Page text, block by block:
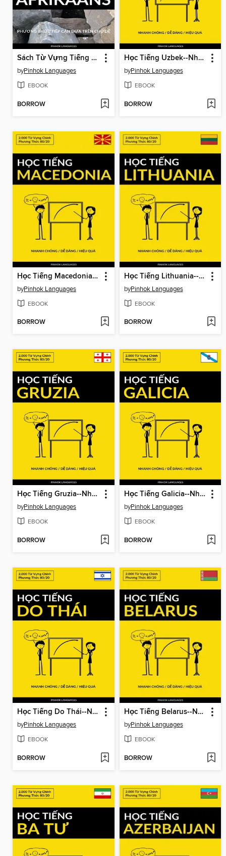
Sách Từ Vựng Tiếng Afrikaans
byPinhok Languages
EBOOK
BORROW
Học Tiếng Uzbek--Nhanh Chóng / Dễ Dàng / Hiệu Quả
byPinhok Languages
EBOOK
BORROW
Học Tiếng Macedonia--Nhanh Chóng / Dễ Dàng / Hiệu Quả
byPinhok Languages
EBOOK
BORROW
Học Tiếng Lithuania--Nhanh Chóng / Dễ Dàng / Hiệu Quả
byPinhok Languages
EBOOK
BORROW
Học Tiếng Gruzia--Nhanh Chóng / Dễ Dàng / Hiệu Quả
byPinhok Languages
EBOOK
BORROW
Học Tiếng Galicia--Nhanh Chóng / Dễ Dàng / Hiệu Quả
byPinhok Languages
EBOOK
BORROW
Học Tiếng Do Thái--Nhanh Chóng / Dễ Dàng / Hiệu Quả
byPinhok Languages
EBOOK
BORROW
Học Tiếng Belarus--Nhanh Chóng / Dễ Dàng / Hiệu Quả
byPinhok Languages
EBOOK
BORROW